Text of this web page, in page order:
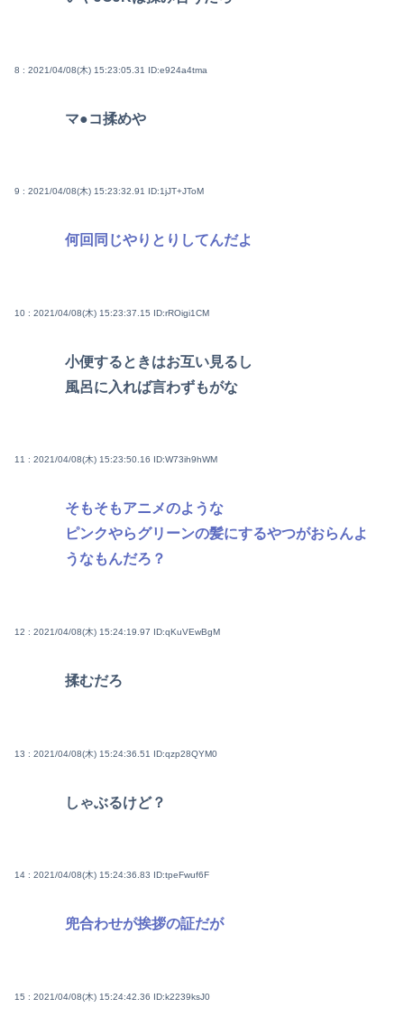
8 : 2021/04/08(木) 15:23:05.31 ID:e924a4tma
マ●コ揉めや
9 : 2021/04/08(木) 15:23:32.91 ID:1jJT+JToM
何回同じやりとりしてんだよ
10 : 2021/04/08(木) 15:23:37.15 ID:rROigi1CM
小便するときはお互い見るし
風呂に入れば言わずもがな
11 : 2021/04/08(木) 15:23:50.16 ID:W73ih9hWM
そもそもアニメのような
ピンクやらグリーンの髪にするやつがおらんよ
うなもんだろ？
12 : 2021/04/08(木) 15:24:19.97 ID:qKuVEwBgM
揉むだろ
13 : 2021/04/08(木) 15:24:36.51 ID:qzp28QYM0
しゃぶるけど？
14 : 2021/04/08(木) 15:24:36.83 ID:tpeFwuf6F
兜合わせが挨拶の証だが
15 : 2021/04/08(木) 15:24:42.36 ID:k2239ksJ0